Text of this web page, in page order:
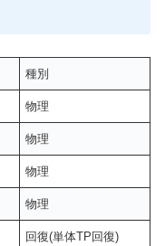
種別
物理
物理
物理
物理
回復(単体TP回復)